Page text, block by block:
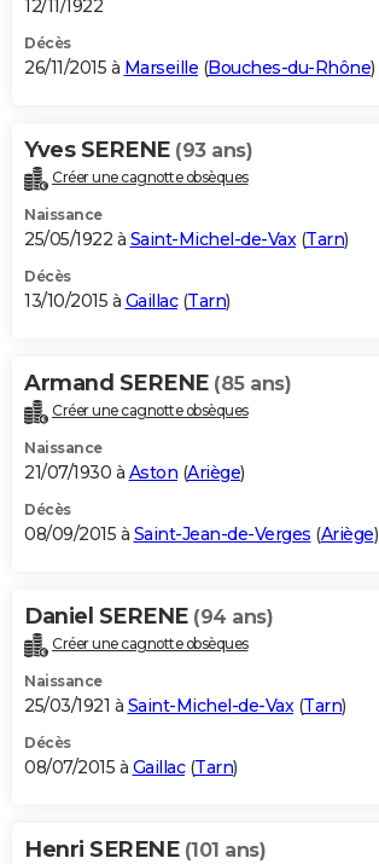
12/11/1922
Décès
26/11/2015 à Marseille (Bouches-du-Rhône)
Yves SERENE (93 ans)
Créer une cagnotte obsèques
Naissance
25/05/1922 à Saint-Michel-de-Vax(Tarn)
Décès
13/10/2015 à Gaillac(Tarn)
Armand SERENE (85 ans)
Créer une cagnotte obsèques
Naissance
21/07/1930 à Aston (Ariège)
Décès
08/09/2015 à Saint-Jean-de-Verges (Ariège)
Daniel SERENE (94 ans)
Créer une cagnotte obsèques
Naissance
25/03/1921 à Saint-Michel-de-Vax(Tarn)
Décès
08/07/2015 à Gaillac(Tarn)
Henri SERENE (101 ans)